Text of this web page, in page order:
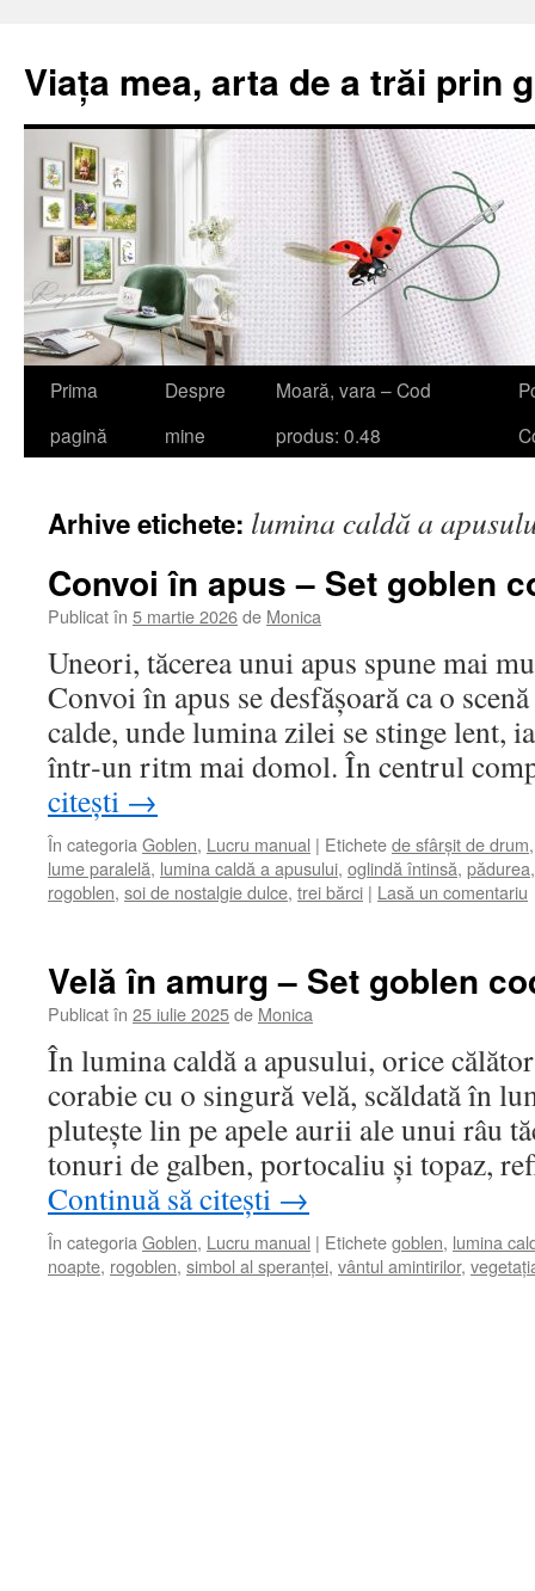
Viața mea, arta de a trăi prin
Sari
Prima
pagină
Despre
mine
Moară, vara – Cod
produs: 0.48
Arhive etichete: lumina caldă a
Convoi în apus – Set goblen
Publicat în 5 martie 2026de Monica
Uneori, tăcerea unui apus spune mai
Convoi în apus se desfășoară ca o
calde, unde lumina zilei se stinge lent,
într‑un ritm mai domol. În centrul
citești →
În categoria Goblen, Lucru manual | Etichetede sfârșit de drum
lume paralelă, lumina caldă a apusului, oglindă întinsă, pădurea
rogoblen, soi de nostalgie dulce, trei bărci | Lasă un comentariu
Velă în amurg – Set goblen
Publicat în 25 iulie 2025de Monica
În lumina caldă a apusului, orice
corabie cu o singură velă, scăldată în
plutește lin pe apele aurii ale unui râu
tonuri de galben, portocaliu și topaz,
Continuă să citești →
În categoria Goblen, Lucru manual | Etichetegoblen, lumina
noapte, rogoblen, simbol al speranței, vântul amintirilor,